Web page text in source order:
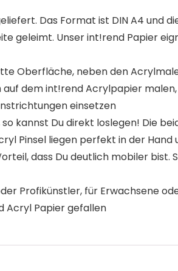
Das Format ist DIN A4 und
geleimt. Unser int!rend Papier
Oberfläche, neben den
dem int!rend Acrylpapier
einsetzen
so kannst Du direkt loslegen! Die
Pinsel liegen perfekt in der Hand
dass Du deutlich mobiler bist.
Profikünstler, für Erwachsene
Acryl Papier gefallen